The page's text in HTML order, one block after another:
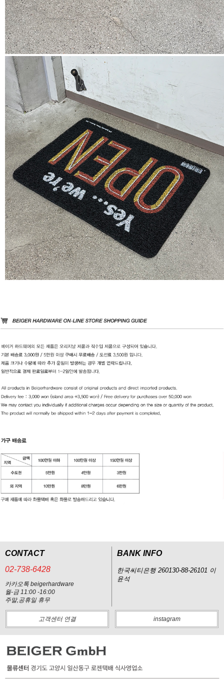
CONTACT
02-738-6428
카카오톡 beigerhardware
월-금 11:00 -16:00
주말,공휴일 휴무
BANK INFO
한국씨티은행 260130-88-26101 이
윤석
고객센터 연결 instagram